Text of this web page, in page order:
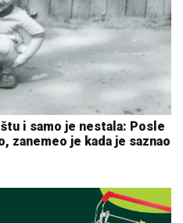
i samo je nestala: Posle
zanemeo je kada je saznao